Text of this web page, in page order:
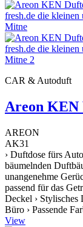
CAR & Autoduft
Areon KEN
AREON
AK31
› Duftdose fürs
bäumelnden
unangenehme
passend für das
Deckel › Stylisches
Büro › Passende
View